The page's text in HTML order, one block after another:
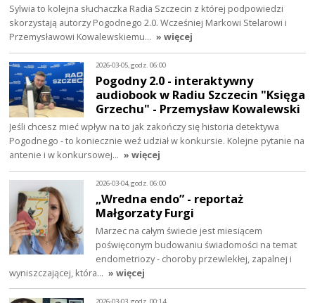
Sylwia to kolejna słuchaczka Radia Szczecin z której podpowiedzi
skorzystają autorzy Pogodnego 2.0. Wcześniej Markowi Stelarowi i
Przemysławowi Kowalewskiemu… » więcej
2026-03-05, godz. 06:00
Pogodny 2.0 - interaktywny
audiobook w Radiu Szczecin "Księga
Grzechu" - Przemysław Kowalewski
Jeśli chcesz mieć wpływ na to jak zakończy się historia detektywa
Pogodnego - to koniecznie weź udział w konkursie. Kolejne pytanie na
antenie i w konkursowej… » więcej
2026-03-04, godz. 06:00
„Wredna endo” - reportaż
Małgorzaty Furgi
Marzec na całym świecie jest miesiącem
poświęconym budowaniu świadomości na temat
endometriozy - choroby przewlekłej, zapalnej i
wyniszczającej, która… » więcej